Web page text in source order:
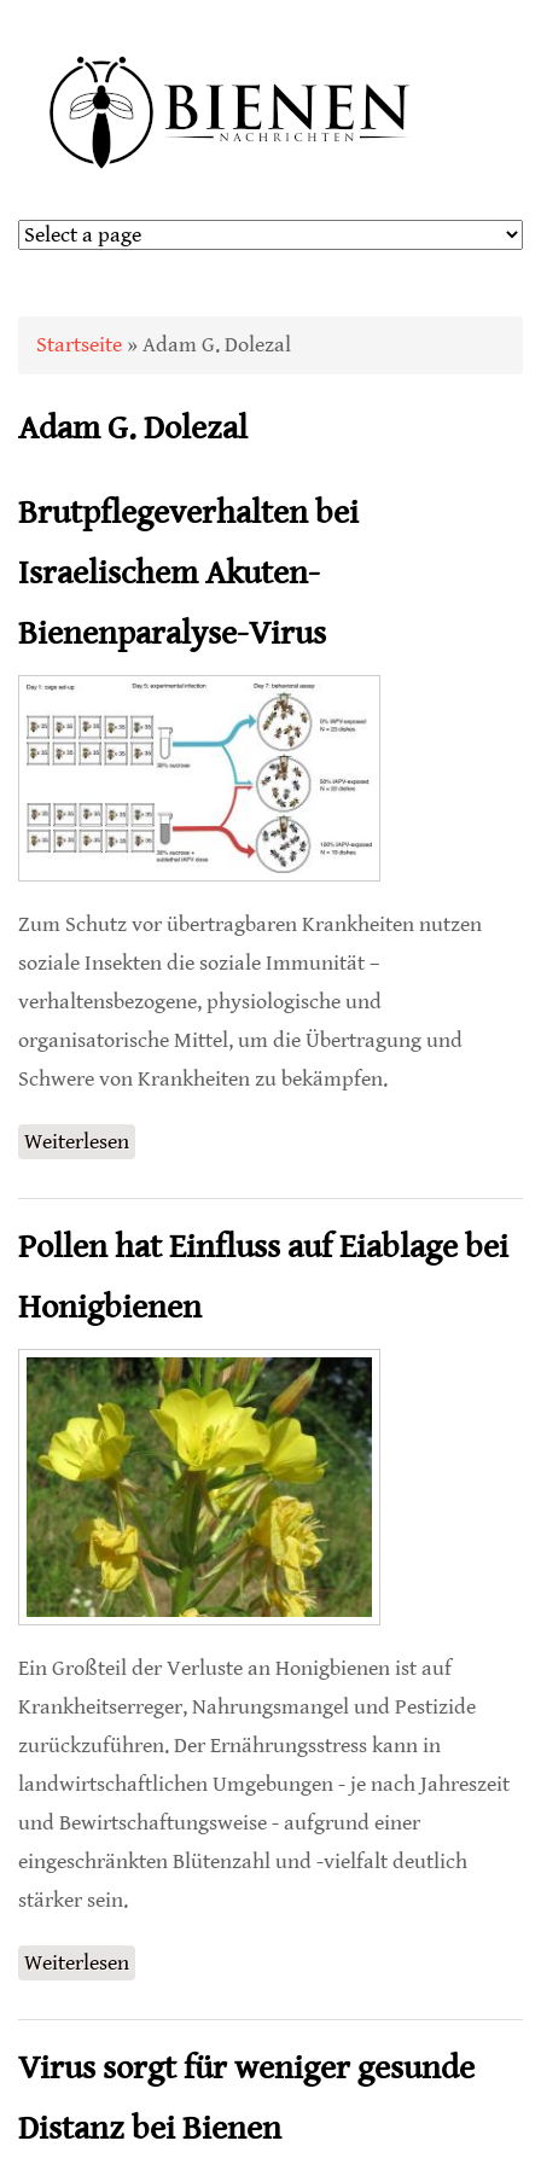
Sie sind hier
Startseite » Adam G. Dolezal
Adam G. Dolezal
Brutpflegeverhalten bei
Israelischem Akuten-
Bienenparalyse-Virus
Zum Schutz vor übertragbaren Krankheiten nutzen
soziale Insekten die soziale Immunität –
verhaltensbezogene, physiologische und
organisatorische Mittel, um die Übertragung und
Schwere von Krankheiten zu bekämpfen.
Weiterlesen
Pollen hat Einfluss auf Eiablage bei
Honigbienen
Ein Großteil der Verluste an Honigbienen ist auf
Krankheitserreger, Nahrungsmangel und Pestizide
zurückzuführen. Der Ernährungsstress kann in
landwirtschaftlichen Umgebungen - je nach Jahreszeit
und Bewirtschaftungsweise - aufgrund einer
eingeschränkten Blütenzahl und -vielfalt deutlich
stärker sein.
Weiterlesen
Virus sorgt für weniger gesunde
Distanz bei Bienen